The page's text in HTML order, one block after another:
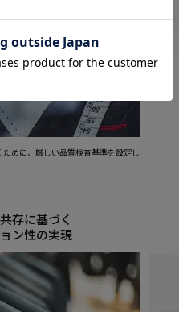
めに、厳しい品質検査基準を設定し
存に基づく
ン性の実現